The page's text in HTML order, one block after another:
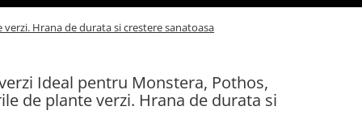
Hrana de durata si crestere sanatoasa
Ideal pentru Monstera, Pothos,
de plante verzi. Hrana de durata si